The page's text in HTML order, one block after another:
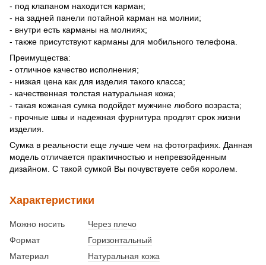
- под клапаном находится карман;
- на задней панели потайной карман на молнии;
- внутри есть карманы на молниях;
- также присутствуют карманы для мобильного телефона.
Преимущества:
- отличное качество исполнения;
- низкая цена как для изделия такого класса;
- качественная толстая натуральная кожа;
- такая кожаная сумка подойдет мужчине любого возраста;
- прочные швы и надежная фурнитура продлят срок жизни
изделия.
Сумка в реальности еще лучше чем на фотографиях. Данная
модель отличается практичностью и непревзойденным
дизайном. С такой сумкой Вы почувствуете себя королем.
Характеристики
Можно носить
Через плечо
Формат
Горизонтальный
Материал
Натуральная кожа